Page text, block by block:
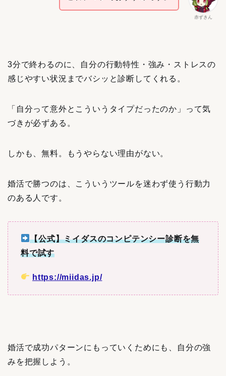
赤ずきん
3分で終わるのに、自分の行動特性・強み・ストレスの
感じやすい状況までバシッと診断してくれる。
「自分って意外とこういうタイプだったのか」って気
づきが必ずある。
しかも、無料。もうやらない理由がない。
婚活で勝つのは、こういうツールを迷わず使う行動力
のある人です。
【公式】ミイダスのコンピテンシー診断を無
料で試す
https://miidas.jp/
婚活で成功パターンにもっていくためにも、自分の強
みを把握しよう。